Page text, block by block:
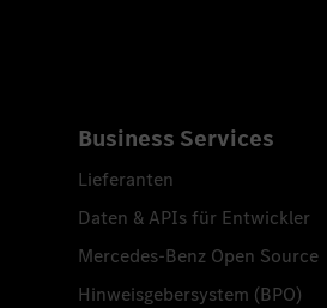
Business Services
Lieferanten
Daten & APIs für Entwickler
Mercedes-Benz Open Source
Hinweisgebersystem (BPO)